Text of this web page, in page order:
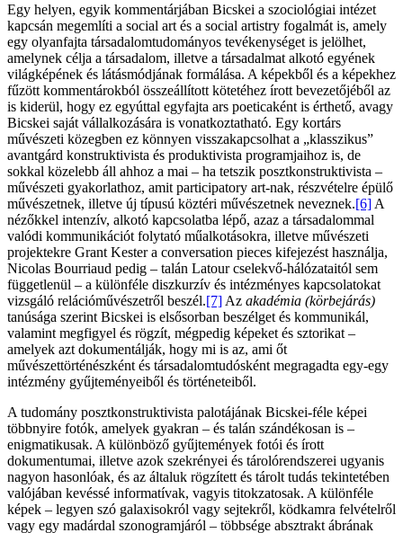
Egy helyen, egyik kommentárjában Bicskei a szociológiai intézet
kapcsán megemlíti a social art és a social artistry fogalmát is, amely
egy olyanfajta társadalomtudományos tevékenységet is jelölhet,
amelynek célja a társadalom, illetve a társadalmat alkotó egyének
világképének és látásmódjának formálása. A képekből és a képekhez
fűzött kommentárokból összeállított kötetéhez írott bevezetőjéből az
is kiderül, hogy ez egyúttal egyfajta ars poeticaként is érthető, avagy
Bicskei saját vállalkozására is vonatkoztatható. Egy kortárs
művészeti közegben ez könnyen visszakapcsolhat a „klasszikus”
avantgárd konstruktivista és produktivista programjaihoz is, de
sokkal közelebb áll ahhoz a mai – ha tetszik posztkonstruktivista –
művészeti gyakorlathoz, amit participatory art-nak, részvételre épülő
művészetnek, illetve új típusú köztéri művészetnek neveznek.[6] A
nézőkkel intenzív, alkotó kapcsolatba lépő, azaz a társadalommal
valódi kommunikációt folytató műalkotásokra, illetve művészeti
projektekre Grant Kester a conversation pieces kifejezést használja,
Nicolas Bourriaud pedig – talán Latour cselekvő-hálózataitól sem
függetlenül – a különféle diszkurzív és intézményes kapcsolatokat
vizsgáló relációművészetről beszél.[7] Az akadémia (körbejárás)
tanúsága szerint Bicskei is elsősorban beszélget és kommunikál,
valamint megfigyel és rögzít, mégpedig képeket és sztorikat –
amelyek azt dokumentálják, hogy mi is az, ami őt
művészettörténészként és társadalomtudósként megragadta egy-egy
intézmény gyűjteményeiből és történeteiből.
A tudomány posztkonstruktivista palotájának Bicskei-féle képei
többnyire fotók, amelyek gyakran – és talán szándékosan is –
enigmatikusak. A különböző gyűjtemények fotói és írott
dokumentumai, illetve azok szekrényei és tárolórendszerei ugyanis
nagyon hasonlóak, és az általuk rögzített és tárolt tudás tekintetében
valójában kevéssé informatívak, vagyis titokzatosak. A különféle
képek – legyen szó galaxisokról vagy sejtekről, ködkamra felvételről
vagy egy madárdal szonogramjáról – többsége absztrakt ábrának